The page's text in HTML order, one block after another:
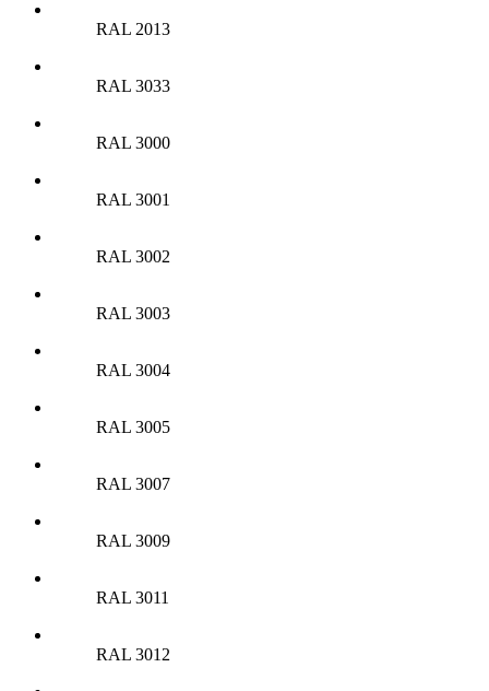
RAL 2013
RAL 3033
RAL 3000
RAL 3001
RAL 3002
RAL 3003
RAL 3004
RAL 3005
RAL 3007
RAL 3009
RAL 3011
RAL 3012